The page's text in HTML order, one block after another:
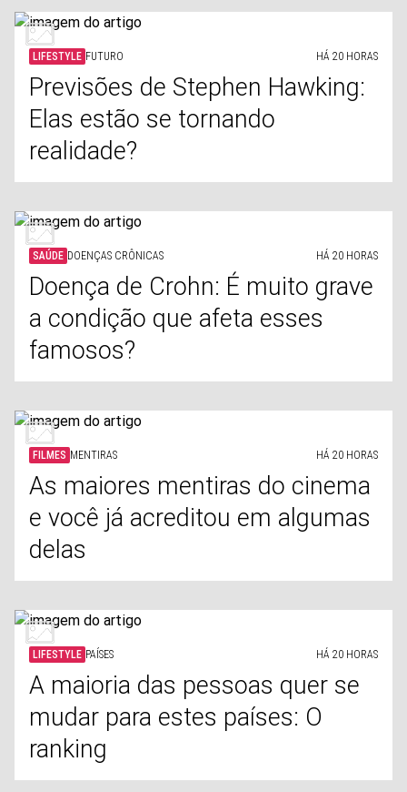
LIFESTYLE FUTURO HÁ 20 HORAS
Previsões de Stephen Hawking:
Elas estão se tornando
realidade?
SAÚDE DOENÇAS CRÔNICAS HÁ 20 HORAS
Doença de Crohn: É muito grave
a condição que afeta esses
famosos?
FILMES MENTIRAS HÁ 20 HORAS
As maiores mentiras do cinema
e você já acreditou em algumas
delas
LIFESTYLE PAÍSES HÁ 20 HORAS
A maioria das pessoas quer se
mudar para estes países: O
ranking